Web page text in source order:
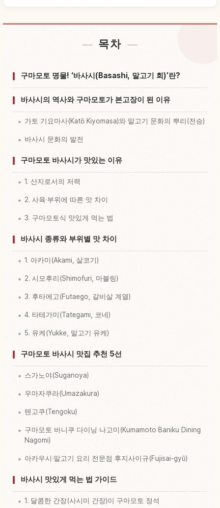
Kumamoto 현 근처 숙소 찾기
Kumamoto 현 체험 찾기↗
목차
구마모토 명물! ‘바사시(Basashi, 말고기 회)’란?
바사시의 역사와 구마모토가 본고장이 된 이유
가토 기요마사(Katō Kiyomasa)와 말고기 문화의 뿌리(전승)
바사시 문화의 발전
구마모토 바사시가 맛있는 이유
1. 산지로서의 저력
2. 사육·부위에 따른 맛 차이
3. 구마모토식 맛있게 먹는 법
바사시 종류와 부위별 맛 차이
1. 아카미(Akami, 살코기)
2. 시모후리(Shimofuri, 마블링)
3. 후타에고(Futaego, 갈비살 계열)
4. 타테가미(Tategami, 코네)
5. 유케(Yukke, 말고기 유케)
구마모토 바사시 맛집 추천 5선
스가노야(Suganoya)
우마자쿠라(Umazakura)
텐고쿠(Tengoku)
구마모토 바니쿠 다이닝 나고미(Kumamoto Baniku Dining
Nagomi)
아카우시·말고기 요리 전문점 후지사이규(Fujisai-gyū)
바사시 맛있게 먹는 법 가이드
1. 달콤한 간장(사시미 간장)이 구마모토 정석